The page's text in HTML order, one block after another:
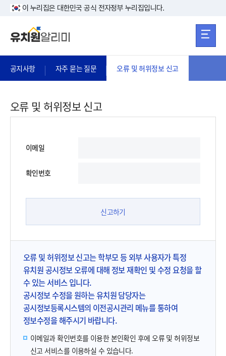
본문 바로가기
이 누리집은 대한민국 공식 전자정부 누리집입니다.
공지사항 자주 묻는 질문 오류 및 허위정보 신고
오류 및 허위정보 신고
이메일
확인번호
신고하기
오류 및 허위정보 신고는 학부모 등 외부 사용자가 특정
유치원 공시정보 오류에 대해 정보 재확인 및 수정 요청을 할
수 있는 서비스 입니다.
공시정보 수정을 원하는 유치원 담당자는
공시정보등록시스템의 이전공시관리 메뉴를 통하여
정보수정을 해주시기 바랍니다.
이메일과 확인번호를 이용한 본인확인 후에 오류 및 허위정보
신고 서비스를 이용하실 수 있습니다.